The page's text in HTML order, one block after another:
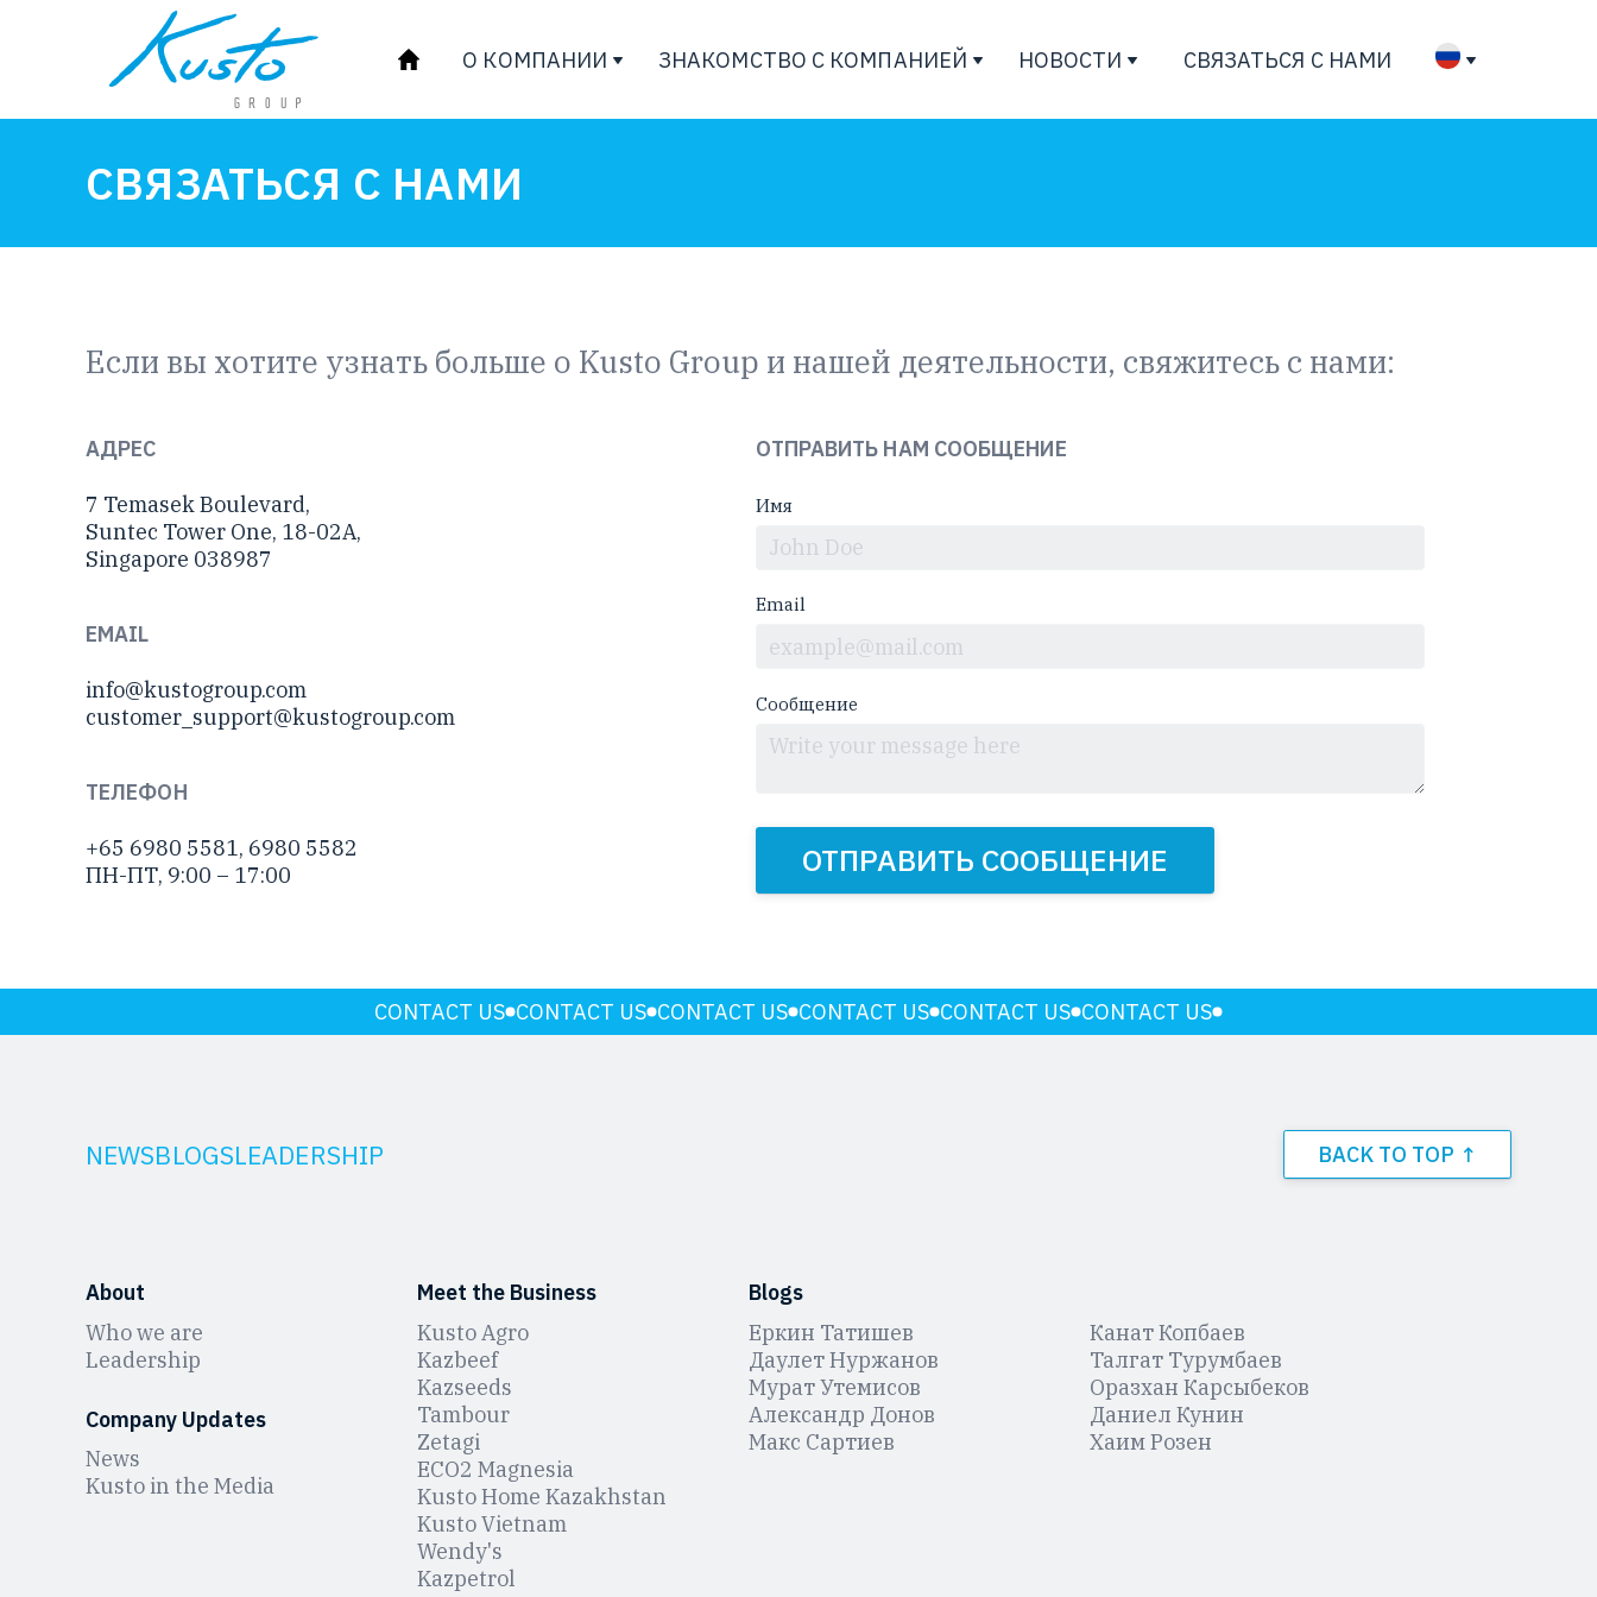
О КОМПАНИИ ЗНАКОМСТВО С КОМПАНИЕЙ НОВОСТИ СВЯЗАТЬСЯ С НАМИ
СВЯЗАТЬСЯ С НАМИ
Если вы хотите узнать больше о Kusto Group и нашей деятельности, свяжитесь с нами:
АДРЕС
7 Temasek Boulevard,
Suntec Tower One, 18-02A,
Singapore 038987
EMAIL
info@kustogroup.com
customer_support@kustogroup.com
ТЕЛЕФОН
+65 6980 5581, 6980 5582
ПН-ПТ, 9:00 – 17:00
ОТПРАВИТЬ НАМ СООБЩЕНИЕ
Имя
Email
Сообщение
ОТПРАВИТЬ СООБЩЕНИЕ
CONTACT US CONTACT US CONTACT US CONTACT US CONTACT US CONTACT US
NEWSBLOGSLEADERSHIP BACK TO TOP ↑
About
Who we are
Leadership
Company Updates
News
Kusto in the Media
Meet the Business
Kusto Agro
Kazbeef
Kazseeds
Tambour
Zetagi
ЕCO2 Magnesia
Kusto Home Kazakhstan
Kusto Vietnam
Wendy's
Kazpetrol
Blogs
Еркин Татишев
Канат Копбаев
Даулет Нуржанов
Талгат Турумбаев
Мурат Утемисов
Оразхан Карсыбеков
Александр Донов
Даниел Кунин
Макс Сартиев
Хаим Розен